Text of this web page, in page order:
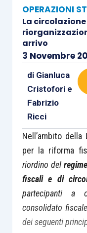
OPERAZIONI
La
arrivo
3 Novembre
di Gianluca
Cristoforie
Fabrizio
Ricci
Nell’ambito
per la riforma
riordino del
fiscali e di
partecipanti a
consolidato
dei seguenti